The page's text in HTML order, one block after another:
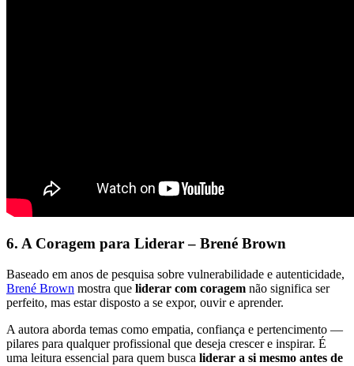
6. A Coragem para Liderar – Brené Brown
Baseado em anos de pesquisa sobre vulnerabilidade e autenticidade,
Brené Brown mostra que liderar com coragem não significa ser
perfeito, mas estar disposto a se expor, ouvir e aprender.
A autora aborda temas como empatia, confiança e pertencimento —
pilares para qualquer profissional que deseja crescer e inspirar. É
uma leitura essencial para quem busca liderar a si mesmo antes de